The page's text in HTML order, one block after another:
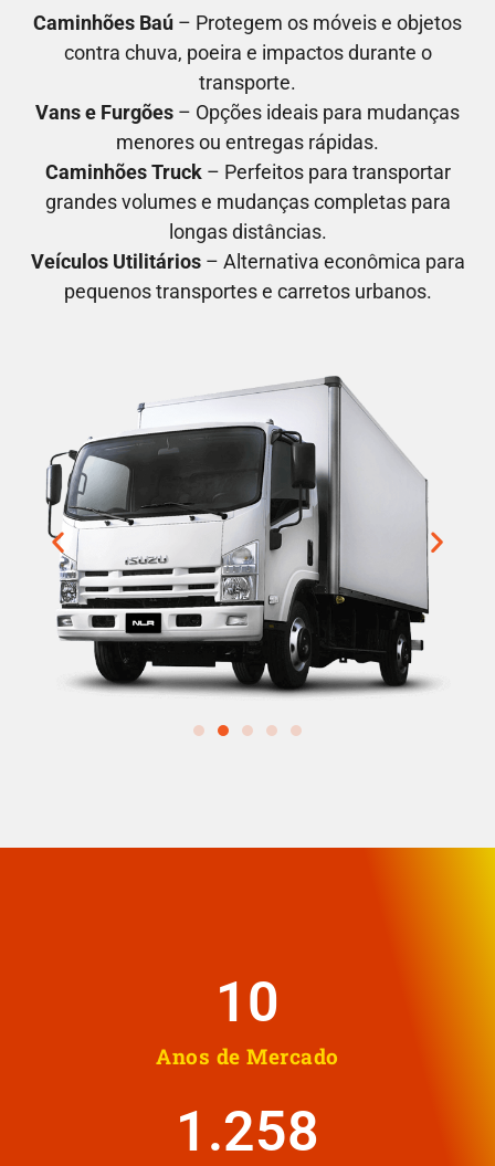
Caminhões Baú – Protegem os móveis e objetos
contra chuva, poeira e impactos durante o
transporte.
Vans e Furgões – Opções ideais para mudanças
menores ou entregas rápidas.
Caminhões Truck– Perfeitos para transportar
grandes volumes e mudanças completas para
longas distâncias.
Veículos Utilitários– Alternativa econômica para
pequenos transportes e carretos urbanos.
Anos de Mercado
10
1.258